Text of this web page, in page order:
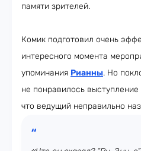
памяти зрителей.
Комик подготовил очень
интересного момента
упоминания Рианны. Но
не понравилось
что ведущий неправильно